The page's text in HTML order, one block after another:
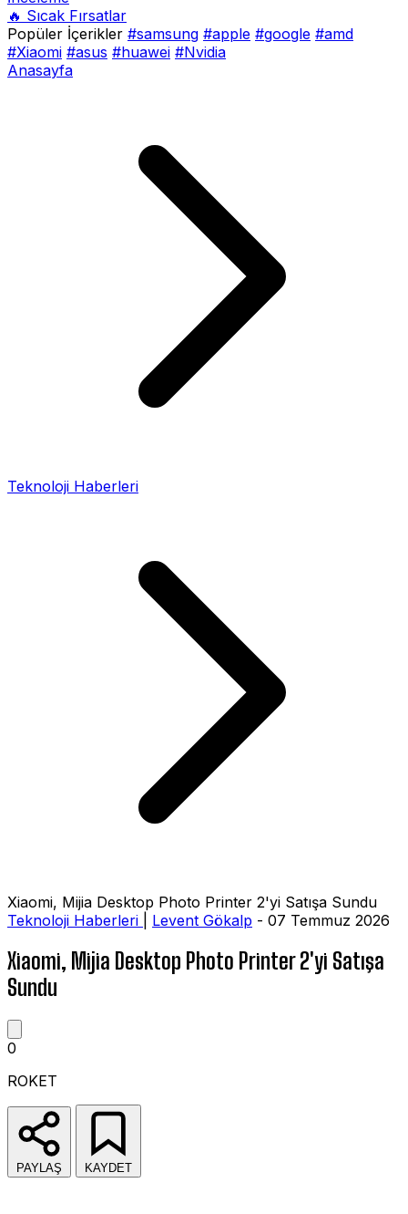
🔥 Sıcak Fırsatlar
Popüler İçerikler #samsung #apple #google #amd
#Xiaomi #asus #huawei #Nvidia
Anasayfa
Teknoloji Haberleri
Xiaomi, Mijia Desktop Photo Printer 2'yi Satışa Sundu
Teknoloji Haberleri
Levent Gökalp - 07 Temmuz 2026
Xiaomi, Mijia Desktop Photo Printer 2'yi Satışa
Sundu
0
ROKET
PAYLAŞ KAYDET